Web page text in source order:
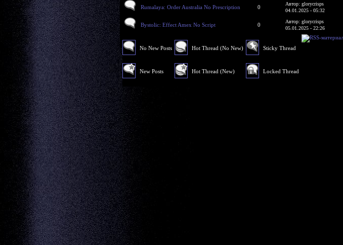
Rumalaya: Order Australia No Prescription 0
Автор: glorycrisps
04.01.2025 - 05:32
Bystolic: Effect Amex No Script 0
Автор: glorycrisps
05.01.2025 - 22:26
No New Posts
New Posts
Hot Thread (No New)
Hot Thread (New)
Sticky Thread
Locked Thread